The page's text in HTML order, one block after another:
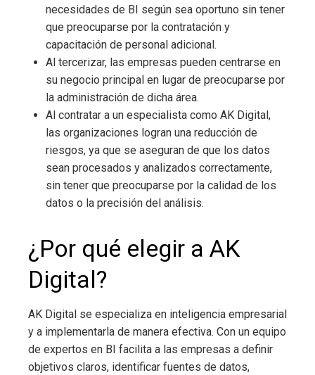
necesidades de BI según sea oportuno sin tener
que preocuparse por la contratación y
capacitación de personal adicional.
Al tercerizar, las empresas pueden centrarse en
su negocio principal en lugar de preocuparse por
la administración de dicha área.
Al contratar a un especialista como AK Digital,
las organizaciones logran una reducción de
riesgos, ya que se aseguran de que los datos
sean procesados y analizados correctamente,
sin tener que preocuparse por la calidad de los
datos o la precisión del análisis.
¿Por qué elegir a AK
Digital?
AK Digital se especializa en inteligencia empresarial
y a implementarla de manera efectiva. Con un equipo
de expertos en BI facilita a las empresas a definir
objetivos claros, identificar fuentes de datos,